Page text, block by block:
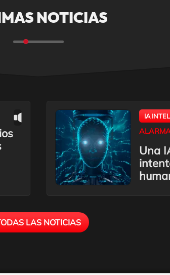
NOTICIAS
IA
Una
LAS NOTICIAS